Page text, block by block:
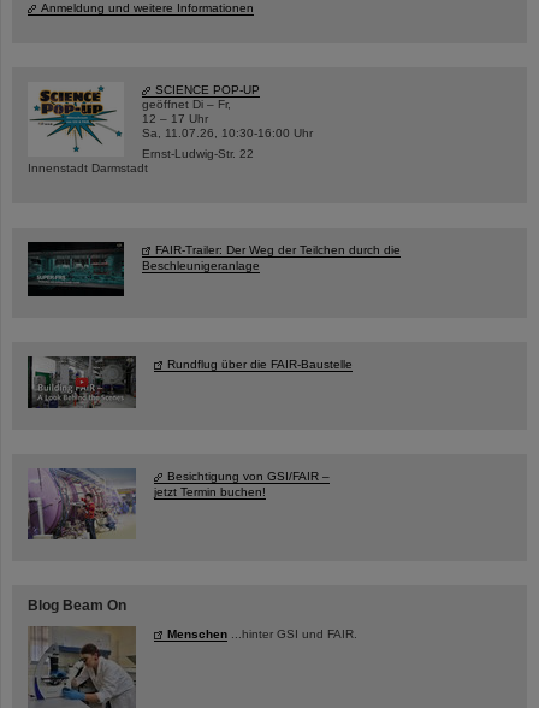
Anmeldung und weitere Informationen
SCIENCE POP-UP
geöffnet Di – Fr,
12 – 17 Uhr
Sa, 11.07.26, 10:30-16:00 Uhr
Ernst-Ludwig-Str. 22
Innenstadt Darmstadt
FAIR-Trailer: Der Weg der Teilchen durch die
Beschleunigeranlage
Rundflug über die FAIR-Baustelle
Besichtigung von GSI/FAIR –
jetzt Termin buchen!
Blog Beam On
Menschen ...hinter GSI und FAIR.